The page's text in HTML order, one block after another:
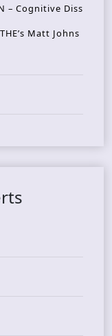
– Cognitive Diss
Matt Johns